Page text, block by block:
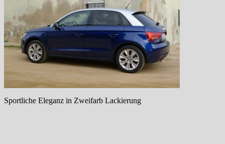
Sportliche Eleganz in Zweifarb Lackierung